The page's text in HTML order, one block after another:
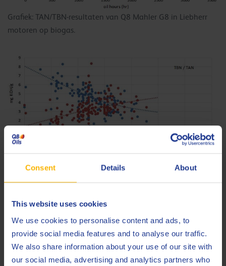
Consent Details About
This website uses cookies
We use cookies to personalise content and ads, to
provide social media features and to analyse our traffic.
We also share information about your use of our site with
our social media, advertising and analytics partners who
Grafiek: TAN/TBN-resultaten van Q8 Mahler G8 in Liebherr
motoren op biogas.
Grafiek: TAN/TBN-resultaten van Q8 Mahler HA in Liebherr